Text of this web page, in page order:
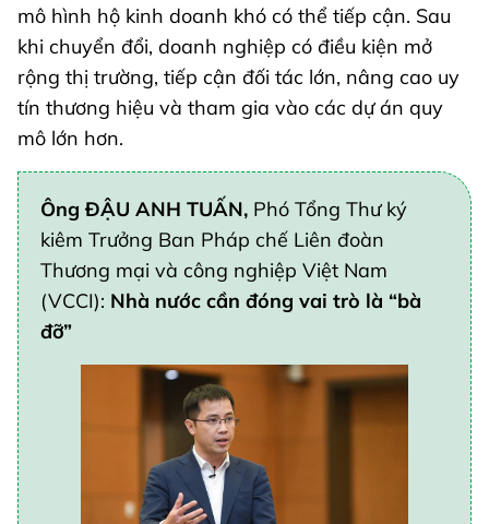
mô hình hộ kinh doanh khó có thể tiếp cận. Sau
khi chuyển đổi, doanh nghiệp có điều kiện mở
rộng thị trường, tiếp cận đối tác lớn, nâng cao uy
tín thương hiệu và tham gia vào các dự án quy
mô lớn hơn.
Ông ĐẬU ANH TUẤN, Phó Tổng Thư ký
kiêm Trưởng Ban Pháp chế Liên đoàn
Thương mại và công nghiệp Việt Nam
(VCCI): Nhà nước cần đóng vai trò là “bà
đỡ”